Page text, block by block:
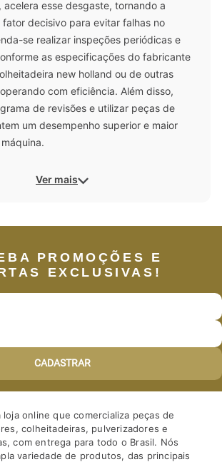
acelera esse desgaste, tornando a
fator decisivo para evitar falhas no
se realizar inspeções periódicas e
as especificações do fabricante
new holland ou de outras
com eficiência. Além disso,
de revisões e utilizar peças de
um desempenho superior e maior
Ver mais
PROMOÇÕES E
EXCLUSIVAS!
CADASTRAR
loja online que comercializa peças de
colheitadeiras, pulverizadores e
com entrega para todo o Brasil. Nós
variedade de produtos, das principais